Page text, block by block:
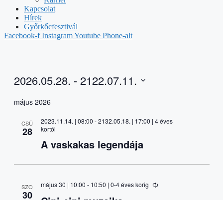
Kapcsolat
Hírek
Győrkőcfesztivál
Facebook-f InstagramYoutube Phone-alt
2026.05.28. - 2122.07.11.
date.
május 2026
CSÜ
28
2023.11.14. | 08:00 -2132.05.18. | 17:00 | 4 éves
kortól
A vaskakas legendája
SZO
30
május 30 | 10:00 - 10:50 | 0-4 éves korig